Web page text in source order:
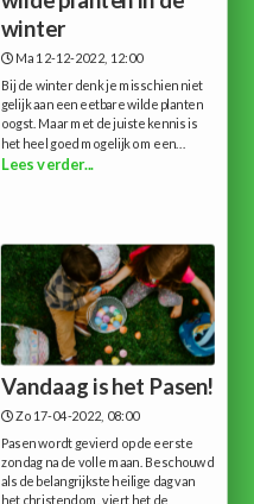
winter
Ma 12-12-2022, 12:00
Bij de winter denk je misschien niet
gelijk aan een eetbare wilde planten
oogst. Maar met de juiste kennis is
het heel goed mogelijk om een...
Lees verder...
Vandaag is het Pasen!
Zo 17-04-2022, 08:00
Pasen wordt gevierd op de eerste
zondag na de volle maan. Beschouwd
als de belangrijkste heilige dag van
het christendom, viert het de